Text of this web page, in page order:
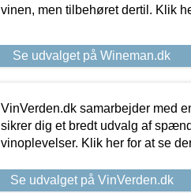
vinen, men tilbehøret dertil. Klik
Se udvalget på Wineman.dk
VinVerden.dk samarbejder med
sikrer dig et bredt udvalg af
vinoplevelser. Klik her for at se
Se udvalget på VinVerden.dk